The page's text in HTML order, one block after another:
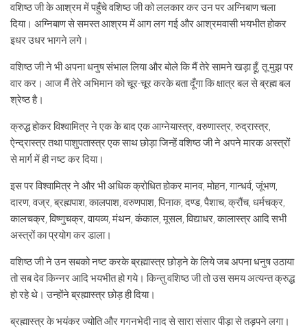
वशिष्ठ जी के आश्रम में पहुँचे वशिष्ठ जी को ललकार कर उन पर अग्निबाण चला
दिया। अग्निबाण से समस्त आश्रम में आग लग गई और आश्रमवासी भयभीत होकर
इधर उधर भागने लगे।
वशिष्ठ जी ने भी अपना धनुष संभाल लिया और बोले कि मैं तेरे सामने खड़ा हूँ, तू मुझ पर
वार कर। आज मैं तेरे अभिमान को चूर-चूर करके बता दूँगा कि क्षात्र बल से ब्रह्म बल
श्रेष्ठ है।
क्रुद्ध होकर विश्वामित्र ने एक के बाद एक आग्नेयास्त्र, वरुणास्त्र, रुद्रास्त्र,
ऐन्द्रास्त्र तथा पाशुपतास्त्र एक साथ छोड़ा जिन्हें वशिष्ठ जी ने अपने मारक अस्त्रों
से मार्ग में ही नष्ट कर दिया।
इस पर विश्वामित्र ने और भी अधिक क्रोधित होकर मानव, मोहन, गान्धर्व, जूंभण,
दारण, वज्र, ब्रह्मपाश, कालपाश, वरुणपाश, पिनाक, दण्ड, पैशाच, क्रौंच, धर्मचक्र,
कालचक्र, विष्णुचक्र, वायव्य, मंथन, कंकाल, मूसल, विद्याधर, कालास्त्र आदि सभी
अस्त्रों का प्रयोग कर डाला।
वशिष्ठ जी ने उन सबको नष्ट करके ब्रह्मास्त्र छोड़ने के लिये जब अपना धनुष उठाया
तो सब देव किन्नर आदि भयभीत हो गये। किन्तु वशिष्ठ जी तो उस समय अत्यन्त क्रुद्ध
हो रहे थे। उन्होंने ब्रह्मास्त्र छोड़ ही दिया।
ब्रह्मास्त्र के भयंकर ज्योति और गगनभेदी नाद से सारा संसार पीड़ा से तड़पने लगा।